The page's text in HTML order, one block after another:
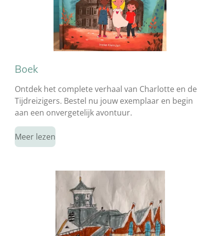
Boek
Ontdek het complete verhaal van Charlotte en de
Tijdreizigers. Bestel nu jouw exemplaar en begin
aan een onvergetelijk avontuur.
Meer lezen